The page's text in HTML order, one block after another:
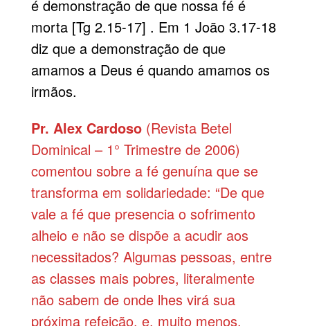
é demonstração de que nossa fé é
morta [Tg 2.15-17] . Em 1 João 3.17-18
diz que a demonstração de que
amamos a Deus é quando amamos os
irmãos.
Pr. Alex Cardoso(Revista Betel
Dominical – 1° Trimestre de 2006)
comentou sobre a fé genuína que se
transforma em solidariedade: “De que
vale a fé que presencia o sofrimento
alheio e não se dispõe a acudir aos
necessitados? Algumas pessoas, entre
as classes mais pobres, literalmente
não sabem de onde lhes virá sua
próxima refeição, e, muito menos,